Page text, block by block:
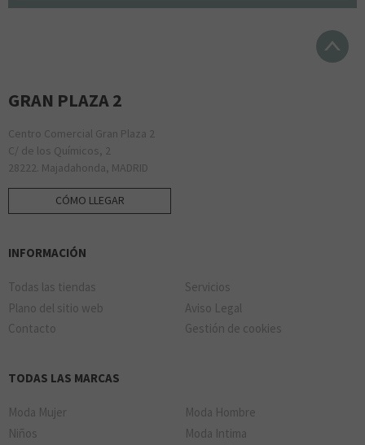
GRAN PLAZA 2
Centro Comercial Gran Plaza 2
C/ de los Químicos, 2
28222. Majadahonda, MADRID
CÓMO LLEGAR
INFORMACIÓN
Todas las tiendas
Servicios
Plano del sitio web
Aviso Legal
Contacto
Gestión de cookies
TODAS LAS MARCAS
Moda Mujer
Moda Hombre
Niños
Moda Intima